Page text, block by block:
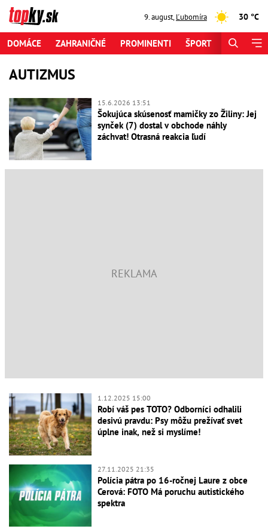
9. august,Ľubomíra 30 °C
DOMÁCE ZAHRANIČNÉ PROMINENTI ŠPORT
AUTIZMUS
15.6.2026 13:51
Šokujúca skúsenosť mamičky zo Žiliny: Jej
synček (7) dostal v obchode náhly
záchvat! Otrasná reakcia ľudí
1.12.2025 15:00
Robí váš pes TOTO? Odborníci odhalili
desivú pravdu: Psy môžu prežívať svet
úplne inak, než si myslíme!
27.11.2025 21:35
Polícia pátra po 16-ročnej Laure z obce
Cerová: FOTO Má poruchu autistického
spektra